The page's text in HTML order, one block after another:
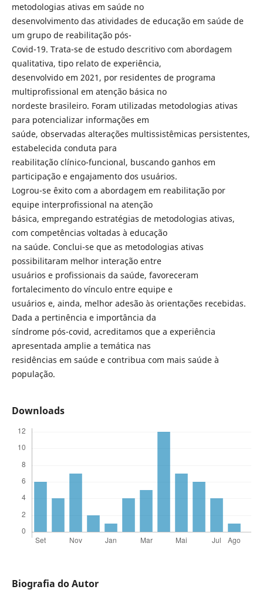
metodologias ativas em saúde no
desenvolvimento das atividades de educação em saúde de
um grupo de reabilitação pós-
Covid-19. Trata-se de estudo descritivo com abordagem
qualitativa, tipo relato de experiência,
desenvolvido em 2021, por residentes de programa
multiprofissional em atenção básica no
nordeste brasileiro. Foram utilizadas metodologias ativas
para potencializar informações em
saúde, observadas alterações multissistêmicas persistentes,
estabelecida conduta para
reabilitação clínico-funcional, buscando ganhos em
participação e engajamento dos usuários.
Logrou-se êxito com a abordagem em reabilitação por
equipe interprofissional na atenção
básica, empregando estratégias de metodologias ativas,
com competências voltadas à educação
na saúde. Conclui-se que as metodologias ativas
possibilitaram melhor interação entre
usuários e profissionais da saúde, favoreceram
fortalecimento do vínculo entre equipe e
usuários e, ainda, melhor adesão às orientações recebidas.
Dada a pertinência e importância da
síndrome pós-covid, acreditamos que a experiência
apresentada amplie a temática nas
residências em saúde e contribua com mais saúde à
população.
Downloads
Biografia do Autor